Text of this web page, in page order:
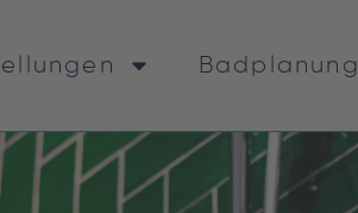
Badplanung